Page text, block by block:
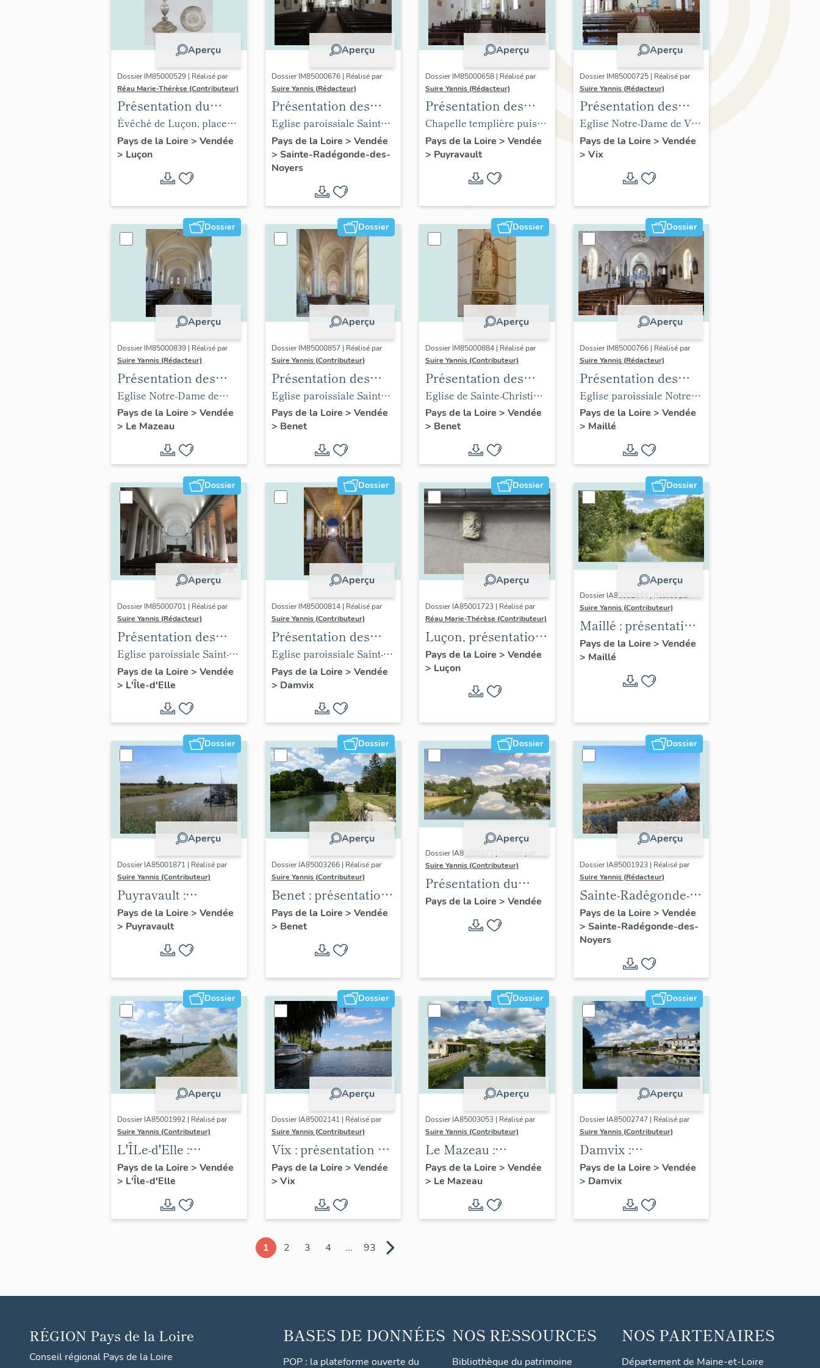
Aperçu
Dossier IM85000529 | Réalisé par
Réau Marie-Thérèse (Contributeur)
Présentation du
mobilier de l'évêché
de Luçon
Évêché de Luçon, place
Leclerc
Pays de la Loire > Vendée
> Luçon
Aperçu
Dossier IM85000676 | Réalisé par
Suire Yannis (Rédacteur)
Présentation des
objets mobiliers de
l'église de Sainte-
Radégonde-des-
Noyers
Eglise paroissiale Sainte
Radegonde de Sainte-
Radégonde-des-Noyers
Pays de la Loire > Vendée
> Sainte-Radégonde-des-
Noyers
Aperçu
Dossier IM85000658 | Réalisé par
Suire Yannis (Rédacteur)
Présentation des
objets mobiliers de
l'église de Puyravault
Chapelle templière puis
église paroissiale Notre-
Dame de Puyravault
Pays de la Loire > Vendée
> Puyravault
Aperçu
Dossier IM85000725 | Réalisé par
Suire Yannis (Rédacteur)
Présentation des
objets mobiliers de
l'église de Vix
Eglise Notre-Dame de Vix
(ancienne) (vestiges),
abside
Pays de la Loire > Vendée
> Vix
Dossier
Aperçu
Dossier IM85000839 | Réalisé par
Suire Yannis (Rédacteur)
Présentation des
objets mobiliers de
l'église du Mazeau
Eglise Notre-Dame de
l'Immaculée Conception
du Mazeau
Pays de la Loire > Vendée
> Le Mazeau
Dossier
Aperçu
Dossier IM85000857 | Réalisé par
Suire Yannis (Contributeur)
Présentation des
objets mobiliers de
l'église Sainte-
Eulalie de Benet
Eglise paroissiale Sainte-
Eulalie de Benet
Pays de la Loire > Vendée
> Benet
Dossier
Aperçu
Dossier IM85000884 | Réalisé par
Suire Yannis (Contributeur)
Présentation des
objets mobiliers de
l'église de Sainte-
Christine
Eglise de Sainte-Christine,
place Gabriel-Delaunay
Pays de la Loire > Vendée
> Benet
Dossier
Aperçu
Dossier IM85000766 | Réalisé par
Suire Yannis (Rédacteur)
Présentation des
objets mobiliers de
l'église paroissiale
Notre-Dame de
l'Assomption de
Maillé
Eglise paroissiale Notre-
Dame de l'Assomption de
Maillé
Pays de la Loire > Vendée
> Maillé
Dossier
Aperçu
Dossier IM85000701 | Réalisé par
Suire Yannis (Rédacteur)
Présentation des
objets mobiliers de
l'église de L'Île-d'Elle
Eglise paroissiale Saint-
Hilaire de L'Île-d'Elle
Pays de la Loire > Vendée
> L'Île-d'Elle
Dossier
Aperçu
Dossier IM85000814 | Réalisé par
Suire Yannis (Contributeur)
Présentation des
objets mobiliers de
l'église de Damvix
Eglise paroissiale Saint-
Guy de Damvix
Pays de la Loire > Vendée
> Damvix
Dossier
Aperçu
Dossier IA85001723 | Réalisé par
Réau Marie-Thérèse (Contributeur)
Luçon, présentation
du territoire
communal
Pays de la Loire > Vendée
> Luçon
Dossier
Aperçu
Dossier IA85002444 | Réalisé par
Suire Yannis (Contributeur)
Maillé : présentation
de la commune
Pays de la Loire > Vendée
> Maillé
Dossier
Aperçu
Dossier IA85001871 | Réalisé par
Suire Yannis (Contributeur)
Puyravault :
présentation de la
commune
Pays de la Loire > Vendée
> Puyravault
Dossier
Aperçu
Dossier IA85003266 | Réalisé par
Suire Yannis (Contributeur)
Benet : présentation
de la commune
Pays de la Loire > Vendée
> Benet
Dossier
Aperçu
Dossier IA85001873 | Réalisé par
Suire Yannis (Contributeur)
Présentation du
territoire de la Vallée
de la Sèvre Niortaise
dans le Marais
Pays de la Loire > Vendée
Dossier
Aperçu
Dossier IA85001923 | Réalisé par
Suire Yannis (Rédacteur)
Sainte-Radégonde-
des-Noyers :
présentation de la
commune
Pays de la Loire > Vendée
> Sainte-Radégonde-des-
Noyers
Dossier
Aperçu
Dossier IA85001992 | Réalisé par
Suire Yannis (Contributeur)
L'ÎLe-d'Elle :
présentation de la
commune
Pays de la Loire > Vendée
> L'Île-d'Elle
Dossier
Aperçu
Dossier IA85002141 | Réalisé par
Suire Yannis (Contributeur)
Vix : présentation de
la commune
Pays de la Loire > Vendée
> Vix
Dossier
Aperçu
Dossier IA85003053 | Réalisé par
Suire Yannis (Contributeur)
Le Mazeau :
présentation de la
commune
Pays de la Loire > Vendée
> Le Mazeau
Dossier
Aperçu
Dossier IA85002747 | Réalisé par
Suire Yannis (Contributeur)
Damvix :
présentation de la
commune
Pays de la Loire > Vendée
> Damvix
1 2 3 4 ... 93
RÉGION Pays de la Loire
Conseil régional Pays de la Loire
BASES DE DONNÉES
POP : la plateforme ouverte du
NOS RESSOURCES
Bibliothèque du patrimoine
NOS PARTENAIRES
Département de Maine-et-Loire